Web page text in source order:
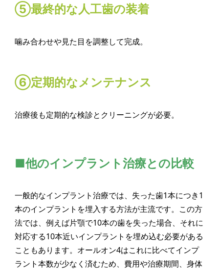
⑤最終的な人工歯の装着
噛み合わせや見た目を調整して完成。
⑥定期的なメンテナンス
治療後も定期的な検診とクリーニングが必要。
■他のインプラント治療との比較
一般的なインプラント治療では、失った歯1本につき1
本のインプラントを埋入する方法が主流です。この方
法では、例えば片顎で10本の歯を失った場合、それに
対応する10本近いインプラントを埋め込む必要がある
こともあります。オールオン4はこれに比べてインプ
ラント本数が少なく済むため、費用や治療期間、身体